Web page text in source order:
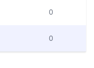
0
0